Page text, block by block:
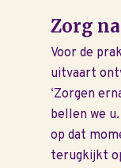
Zorg
Voor de
uitvaart
‘Zorgen
bellen we
op dat
terugkijkt